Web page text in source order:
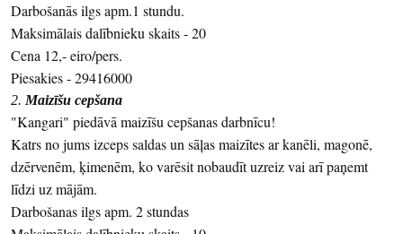
Darbošanās ilgs apm.1 stundu.
Maksimālais dalībnieku skaits - 20
Cena 12,- eiro/pers.
Piesakies - 29416000
2. Maizīšu cepšana
"Kangari" piedāvā maizīšu cepšanas darbnīcu!
Katrs no jums izceps saldas un sāļas maizītes ar kanēli, magonē,
dzērvenēm, ķimenēm, ko varēsit nobaudīt uzreiz vai arī paņemt
līdzi uz mājām.
Darbošanas ilgs apm. 2 stundas